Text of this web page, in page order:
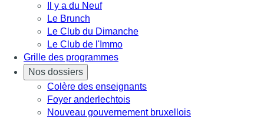
Il y a du Neuf
Le Brunch
Le Club du Dimanche
Le Club de l'Immo
Grille des programmes
Nos dossiers
Colère des enseignants
Foyer anderlechtois
Nouveau gouvernement bruxellois